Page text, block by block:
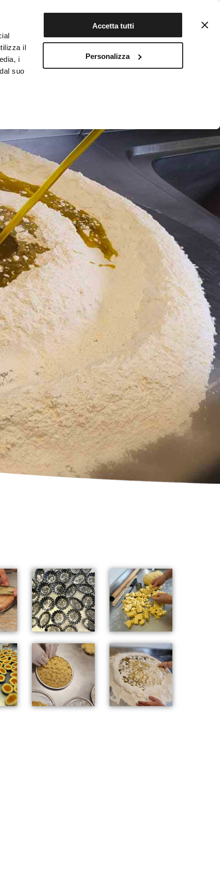
il
i
suo
Accetta tutti
Personalizza
Registrati
INFOTEKA CIBO AUTENTICO